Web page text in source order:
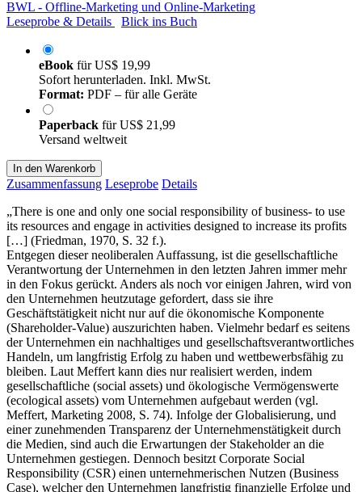
BWL - Offline-Marketing und Online-Marketing
Leseprobe & Details
Blick ins Buch
eBook fürUS$ 19,99
Sofort herunterladen. Inkl. MwSt.
Format: PDF – für alle Geräte
Paperback fürUS$ 21,99
Versand weltweit
In den Warenkorb
Zusammenfassung Leseprobe Details
„There is one and only one social responsibility of business- to use
its resources and engage in activities designed to increase its profits
[…] (Friedman, 1970, S. 32 f.).
Entgegen dieser neoliberalen Auffassung, ist die gesellschaftliche
Verantwortung der Unternehmen in den letzten Jahren immer mehr
in den Fokus gerückt. Anders als noch vor einigen Jahren, wird von
den Unternehmen heutzutage gefordert, dass sie ihre
Geschäftstätigkeit nicht nur auf die ökonomische Komponente
(Shareholder-Value) auszurichten haben. Vielmehr bedarf es seitens
der Unternehmen ein nachhaltiges und gesellschaftsverantwortliches
Handeln, um langfristig Erfolg zu haben und wettbewerbsfähig zu
bleiben. Laut Meffert kann dies nur realisiert werden, indem
gesellschaftliche (social assets) und ökologische Vermögenswerte
(ecological assets) vom Unternehmen aufgebaut werden (vgl.
Meffert, Marketing 2008, S. 74). Infolge der Globalisierung, und
einer zunehmenden Transparenz der Unternehmenstätigkeit durch
die Medien, sind auch die Erwartungen der Stakeholder an die
Unternehmen gestiegen. Dennoch besitzt Corporate Social
Responsibility (CSR) einen unternehmerischen Nutzen (Business
Case), welcher den Unternehmen langfristig finanzielle Erfolge und